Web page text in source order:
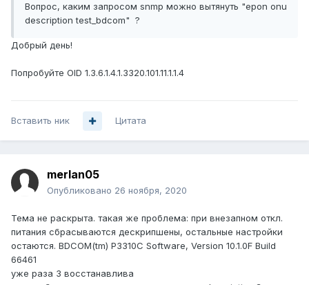
Вопрос, каким запросом snmp можно вытянуть "epon onu
descriptiontest_bdcom" ?
Добрый день!
Попробуйте OID 1.3.6.1.4.1.3320.101.11.1.1.4
Вставить ник Цитата
merlan05
Опубликовано 26 ноября, 2020
Тема не раскрыта. такая же проблема: при внезапном откл.
питания сбрасываются дескрипшены, остальные настройки
остаются. BDCOM(tm) P3310C Software, Version 10.1.0F Build
66461
уже раза 3 восстанавлива